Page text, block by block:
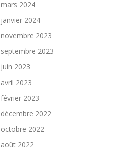
mars 2024
janvier 2024
novembre 2023
septembre 2023
juin 2023
avril 2023
février 2023
décembre 2022
octobre 2022
août 2022